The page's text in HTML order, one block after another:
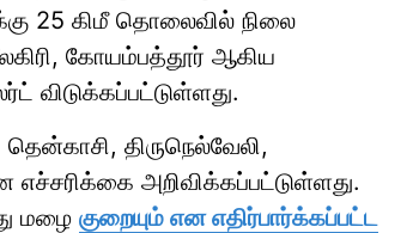
25 கிமீ தொலைவில் நிலை
கோயம்பத்தூர் ஆகிய
விடுக்கப்பட்டுள்ளது.
திருநெல்வேலி,
அறிவிக்கப்பட்டுள்ளது.
மழை குறையும் என எதிர்பார்க்கப்பட்ட